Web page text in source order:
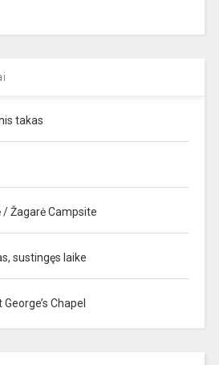
takas
Žagarė Campsite
sustingęs laike
Chapel